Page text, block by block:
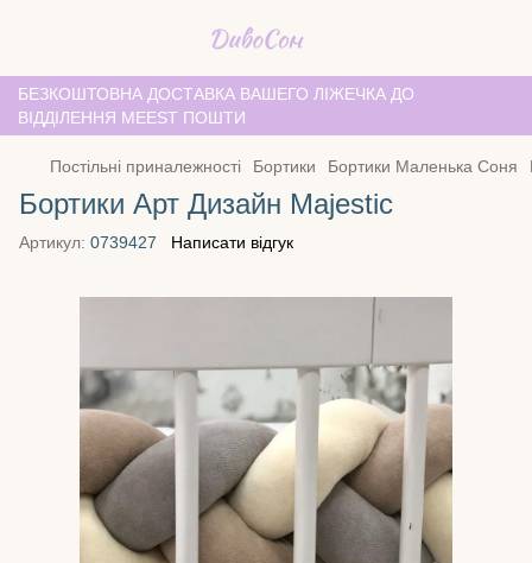
БЕЗКОШТОВНА ДОСТАВКА ВАШЕГО ЛІЖЕЧКА ДО
ВІДДІЛЕННЯ MEEST ПОШТИ
Постільні приналежності Бортики Бортики Маленька Соня
Бортики Арт Дизайн Majestic
Артикул: 0739427 Написати відгук